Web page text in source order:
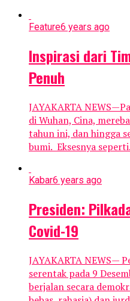
Feature6 years ago
Inspirasi dari
Penuh
JAYAKARTA
di Wuhan, Cina,
tahun ini, dan hingga
bumi. Eksesnya
Kabar6 years ago
Presiden:
Covid-19
JAYAKARTA NEWS—
serentak pada 9
berjalan secara